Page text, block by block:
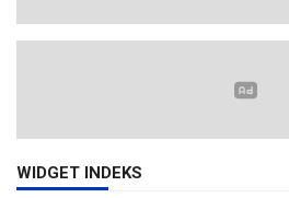
WIDGET INDEKS